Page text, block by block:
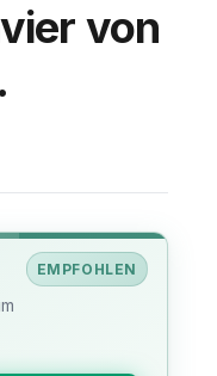
von
EMPFOHLEN